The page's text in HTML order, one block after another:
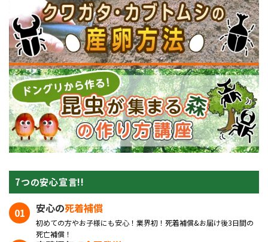
7つの安心宣言!!
安心の死着補償
初めての方やお子様にも安心！業界初！死着補償&お届け後3日間の
死亡補償！